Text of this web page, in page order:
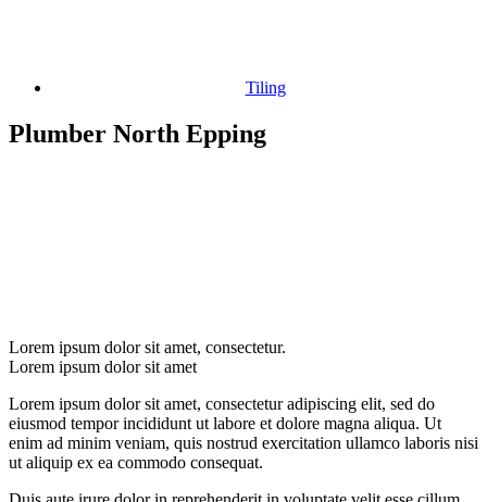
Tiling
Plumber North Epping
Lorem ipsum dolor sit amet, consectetur.
Lorem ipsum dolor sit amet
Lorem ipsum dolor sit amet, consectetur adipiscing elit, sed do
eiusmod tempor incididunt ut labore et dolore magna aliqua. Ut
enim ad minim veniam, quis nostrud exercitation ullamco laboris nisi
ut aliquip ex ea commodo consequat.